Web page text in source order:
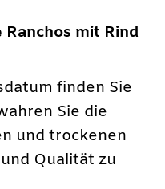
mit Rind
finden Sie
Sie die
und trockenen
Qualität zu